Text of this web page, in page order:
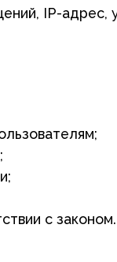
кнопки